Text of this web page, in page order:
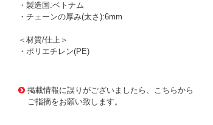
・製造国:ベトナム
・チェーンの厚み(太さ):6mm
＜材質/仕上＞
・ポリエチレン(PE)
掲載情報に誤りがございましたら、こちらから
ご指摘をお願い致します。